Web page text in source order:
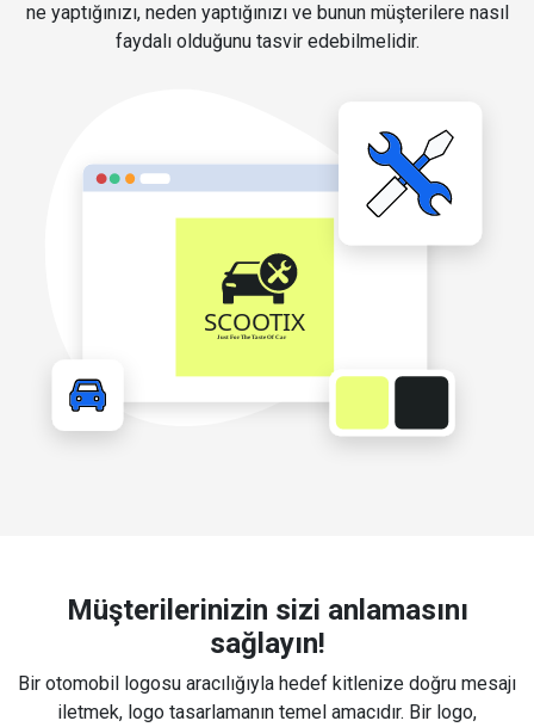
ne yaptığınızı, neden yaptığınızı ve bunun müşterilere nasıl
faydalı olduğunu tasvir edebilmelidir.
Müşterilerinizin sizi anlamasını
sağlayın!
Bir otomobil logosu aracılığıyla hedef kitlenize doğru mesajı
iletmek, logo tasarlamanın temel amacıdır. Bir logo,